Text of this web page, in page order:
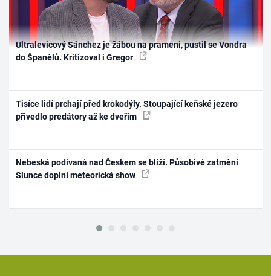
Ultralevicový Sánchez je žábou na prameni, pustil se Vondra
do Španělů. Kritizoval i Gregor
Tisíce lidí prchají před krokodýly. Stoupající keňské jezero
přivedlo predátory až ke dveřím
Nebeská podívaná nad Českem se blíží. Působivé zatmění
Slunce doplní meteorická show